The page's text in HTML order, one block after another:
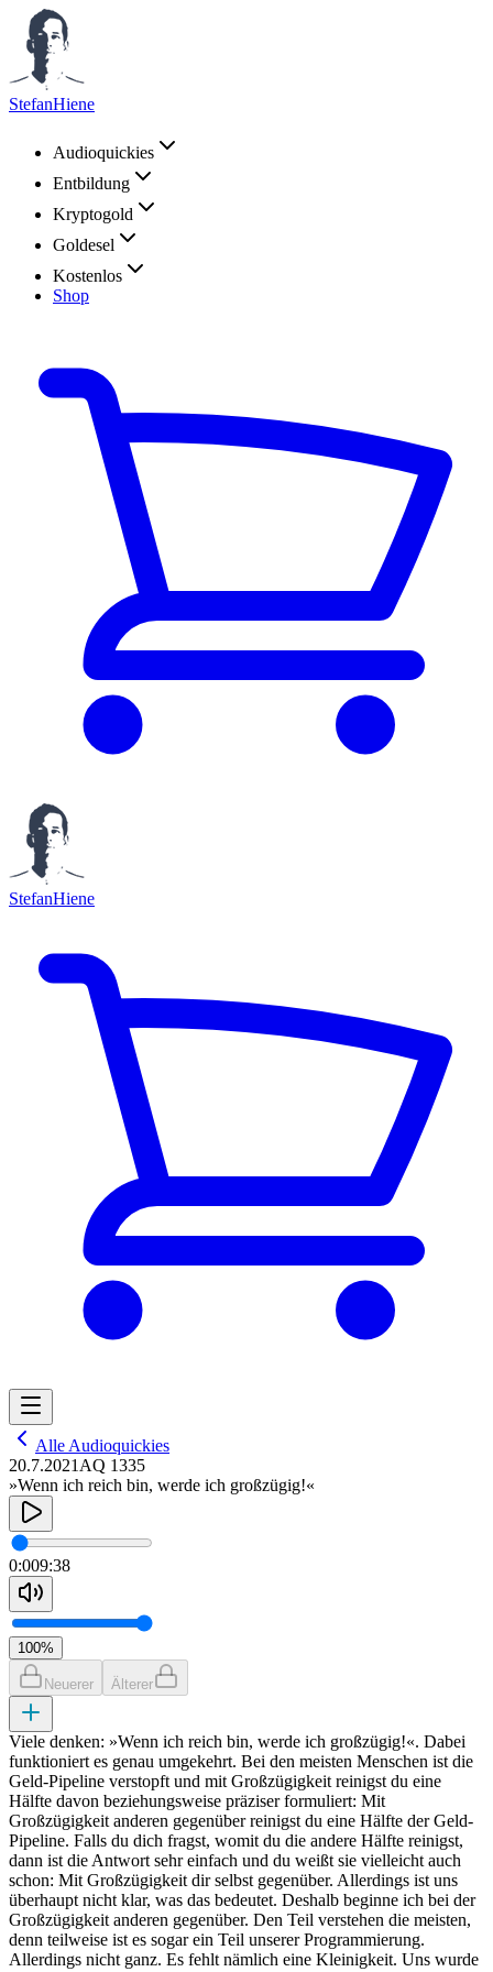
StefanHiene
Audioquickies
Entbildung
Kryptogold
Goldesel
Kostenlos
Shop
StefanHiene
Alle Audioquickies
20.7.2021 AQ 1335
»Wenn ich reich bin, werde ich großzügig!«
0:009:38
100%
Neuerer Älterer
Viele denken: »Wenn ich reich bin, werde ich großzügig!«. Dabei
funktioniert es genau umgekehrt. Bei den meisten Menschen ist die
Geld-Pipeline verstopft und mit Großzügigkeit reinigst du eine
Hälfte davon beziehungsweise präziser formuliert: Mit
Großzügigkeit anderen gegenüber reinigst du eine Hälfte der Geld-
Pipeline. Falls du dich fragst, womit du die andere Hälfte reinigst,
dann ist die Antwort sehr einfach und du weißt sie vielleicht auch
schon: Mit Großzügigkeit dir selbst gegenüber. Allerdings ist uns
überhaupt nicht klar, was das bedeutet. Deshalb beginne ich bei der
Großzügigkeit anderen gegenüber. Den Teil verstehen die meisten,
denn teilweise ist es sogar ein Teil unserer Programmierung.
Allerdings nicht ganz. Es fehlt nämlich eine Kleinigkeit. Uns wurde